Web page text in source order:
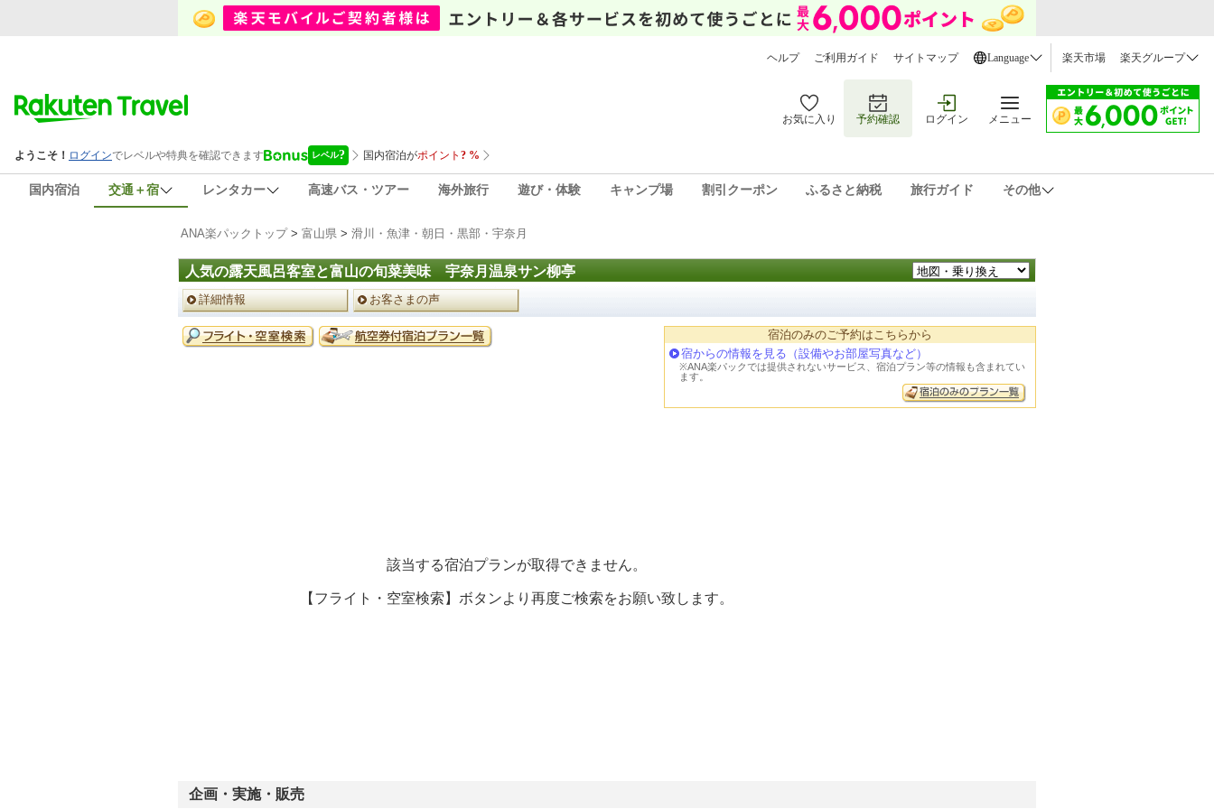
ヘルプ ご利用ガイド サイトマップ Language 楽天市場 楽天グループ
お気に入り 予約確認 ログイン メニュー
国内宿泊 交通＋宿 レンタカー 高速バス・ツアー 海外旅行 遊び・体験 キャンプ場 割引クーポン ふるさと納税 旅行ガイド その他
ANA楽パックトップ> 富山県 > 滑川・魚津・朝日・黒部・宇奈月
人気の露天風呂客室と富山の旬菜美味 宇奈月温泉サン柳亭
ペ
ー
ジ
メ
ニ
詳細情報 お客さまの声
予
約
宿泊のみのご予約はこちらから
宿からの情報を見る（設備やお部屋写真など）
※ANA楽パックでは提供されないサービス、宿泊プラン等の情報も含まれてい
ます。
該当する宿泊プランが取得できません。
【フライト・空室検索】ボタンより再度ご検索をお願い致します。
企画・実施・販売